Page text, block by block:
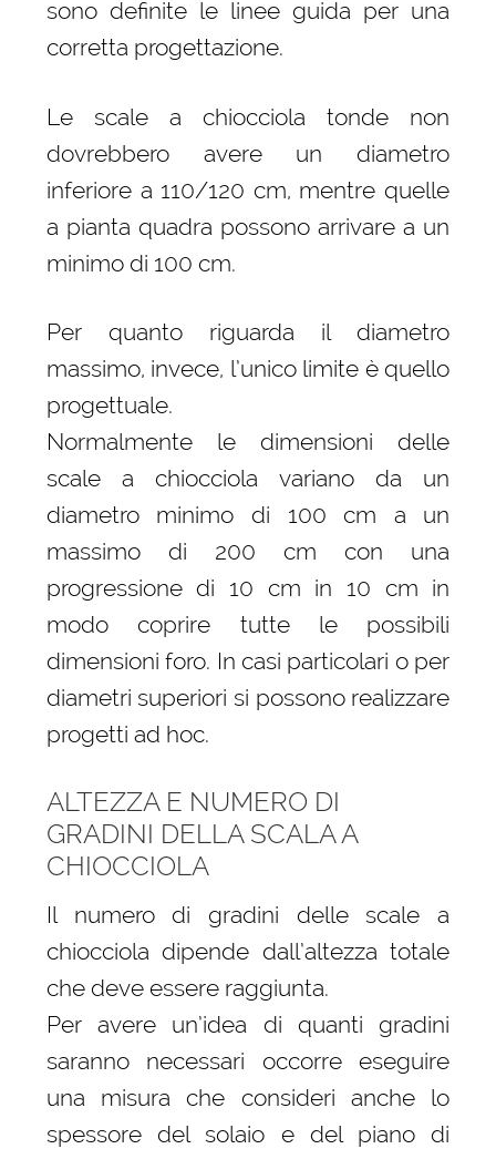
sono definite le linee guida per una
corretta progettazione.
Le scale a chiocciola tonde non
dovrebbero avere un diametro
inferiore a 110/120 cm, mentre quelle
a pianta quadra possono arrivare a un
minimo di 100 cm.
Per quanto riguarda il diametro
massimo, invece, l’unico limite è quello
progettuale.
Normalmente le dimensioni delle
scale a chiocciola variano da un
diametro minimo di 100 cm a un
massimo di 200 cm con una
progressione di 10 cm in 10 cm in
modo coprire tutte le possibili
dimensioni foro. In casi particolari o per
diametri superiori si possono realizzare
progetti ad hoc.
ALTEZZA E NUMERO DI
GRADINI DELLA SCALA A
CHIOCCIOLA
Il numero di gradini delle scale a
chiocciola dipende dall’altezza totale
che deve essere raggiunta.
Per avere un’idea di quanti gradini
saranno necessari occorre eseguire
una misura che consideri anche lo
spessore del solaio e del piano di